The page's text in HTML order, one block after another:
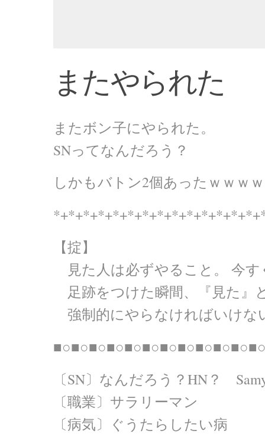
またやられた
またボン子にやられた。
SNってなんだろう？
しかもバトン2個あったｗｗｗｗ
【掟】
見た人は必ずやること。 今す
足跡をつけた瞬間、『見た』
強制的にやらなければいけな
〔SN〕なんだろう？HN？
〔職業〕サラリーマン
〔病気〕ぐうたらしたい病